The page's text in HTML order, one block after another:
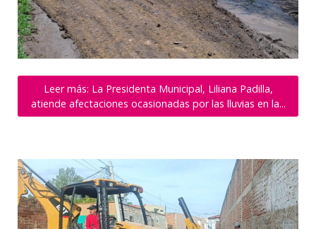
Leer más: La Presidenta Municipal, Liliana Padilla,
atiende afectaciones ocasionadas por las lluvias en la...